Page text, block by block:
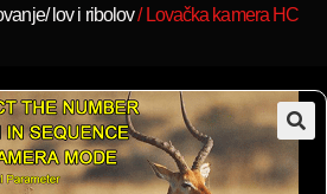
lov i ribolov/ Lovačka kamera HC
🔍